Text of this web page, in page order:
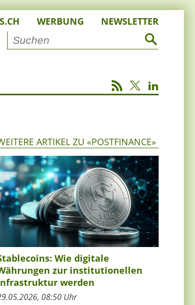
WERBUNG NEWSLETTER
ARTIKEL ZU «POSTFINANCE»
Wie digitale
zur institutionellen
werden
08:50 Uhr